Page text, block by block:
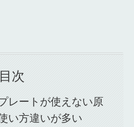
目次
レートが使えない原
い方違いが多い